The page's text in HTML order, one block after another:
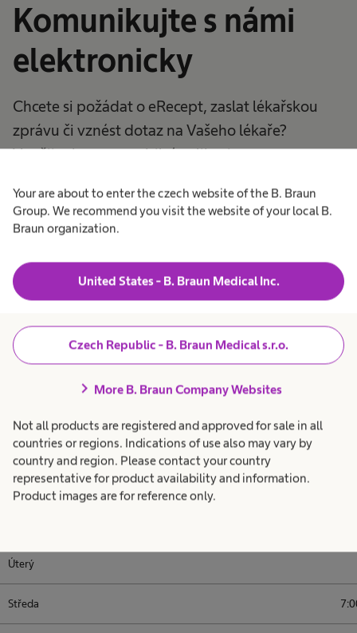
Your are about to enter the czech website of the B. Braun
Group. We recommend you visit the website of your local B.
Braun organization.
United States - B. Braun Medical Inc.
Czech Republic - B. Braun Medical s.r.o.
chevron_right More B. Braun Company Websites
Not all products are registered and approved for sale in all
countries or regions. Indications of use also may vary by
country and region. Please contact your country
representative for product availability and information.
Product images are for reference only.
Komunikujte s námi
elektronicky
Chcete si požádat o eRecept, zaslat lékařskou
zprávu či vznést dotaz na Vašeho lékaře?
Využijte k tomu mobilní aplikaci
App StoreneboGoogle Play.
videonávodů.
Videonávody
Ordinační doba
Úterý
Středa